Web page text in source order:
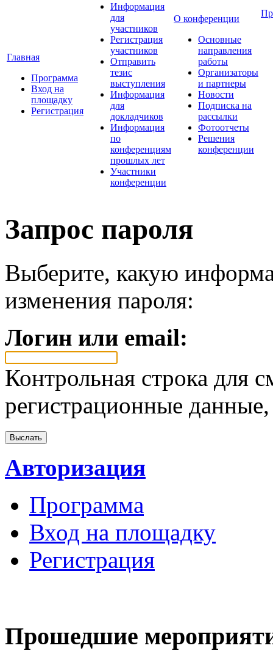
Главная
Программа
Вход на
площадку
Регистрация
Информация
для
участников
Регистрация
участников
Отправить
тезис
выступления
Информация
для
докладчиков
Информация
по
конференциям
прошлых лет
Участники
конференции
О конференции
Основные
направления
работы
Организаторы
и партнеры
Новости
Подписка на
рассылки
Фотоотчеты
Решения
конференции
Запрос пароля
Выберите, какую
изменения пароля:
Логин или email:
Контрольная строка для
регистрационные
Авторизация
Программа
Вход на площадку
Регистрация
Прошедшие